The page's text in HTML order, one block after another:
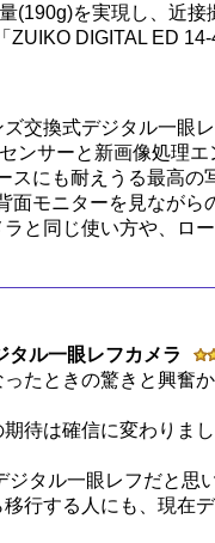
(190g)を実現し、近接
ZUIKO DIGITAL ED
交換式デジタル一眼
ンサーと新画像処理エ
スにも耐えうる最高の
面モニターを見ながら
と同じ使い方や、ロ
タル一眼レフカメラ
たときの驚きと興奮
待は確信に変わりま
ジタル一眼レフだと思
行する人にも、現在